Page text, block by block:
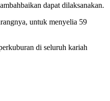
dapat dilaksanakan.
untuk menyelia 59
di seluruh kariah